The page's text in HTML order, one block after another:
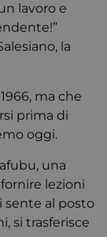
lavoro e
la
ma che
prima di
oggi.
una
lezioni
sente al posto
si trasferisce